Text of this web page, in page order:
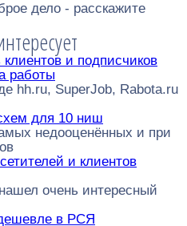
дело - расскажите
клиентов и подписчиков
работы
hh.ru, SuperJob, Rabota.ru
для 10 ниш
недооценённых и при
и клиентов
очень интересный
дешевле в РСЯ